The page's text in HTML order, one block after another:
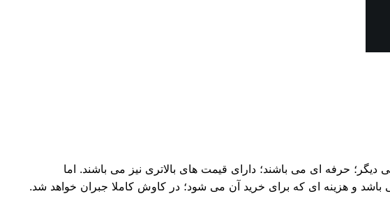
حرفه ای می باشند؛ دارای قیمت های بالاتری نیز می باشند. اما
باشد و هزینه ای که برای خرید آن می شود؛ در کاوش کاملا جبران خواهد شد.